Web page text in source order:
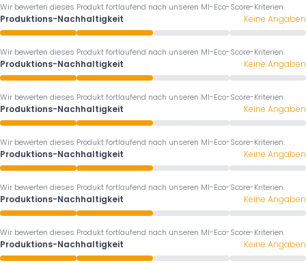
Wir bewerten dieses Produkt fortlaufend nach unseren MI-Eco-Score-Kriterien.
Produktions-Nachhaltigkeit Keine Angaben
Wir bewerten dieses Produkt fortlaufend nach unseren MI-Eco-Score-Kriterien.
Produktions-Nachhaltigkeit Keine Angaben
Wir bewerten dieses Produkt fortlaufend nach unseren MI-Eco-Score-Kriterien.
Produktions-Nachhaltigkeit Keine Angaben
Wir bewerten dieses Produkt fortlaufend nach unseren MI-Eco-Score-Kriterien.
Produktions-Nachhaltigkeit Keine Angaben
Wir bewerten dieses Produkt fortlaufend nach unseren MI-Eco-Score-Kriterien.
Produktions-Nachhaltigkeit Keine Angaben
Wir bewerten dieses Produkt fortlaufend nach unseren MI-Eco-Score-Kriterien.
Produktions-Nachhaltigkeit Keine Angaben